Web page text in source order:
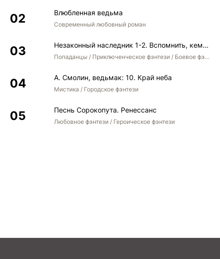
Влюбленная ведьма
Современный любовный роман
Незаконный наследник 1-2. Вспомнить, кем был. Стать собой. Остаться собой
Попаданцы / Приключенческое фэнтези / Боевое фэнтези / Юмористическое фэнтези
А. Смолин, ведьмак: 10. Край неба
Мистика / Городское фэнтези
Песнь Сорокопута. Ренессанс
Любовное фэнтези / Героическое фэнтези